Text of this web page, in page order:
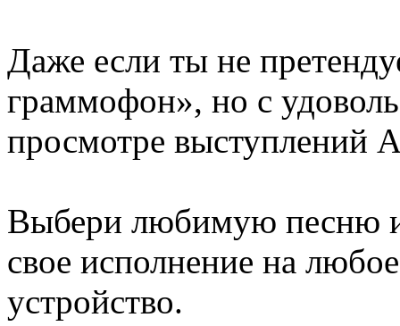
Даже если ты не
граммофон», но с
просмотре выступлений
Выбери любимую песню
свое исполнение на
устройство.